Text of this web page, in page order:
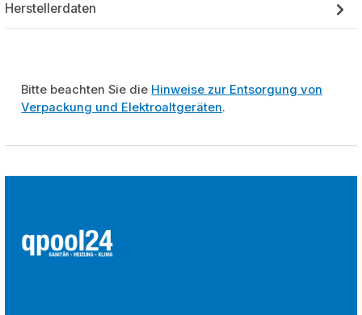
Herstellerdaten
Bitte beachten Sie die Hinweise zur Entsorgung von
Verpackung und Elektroaltgeräten.